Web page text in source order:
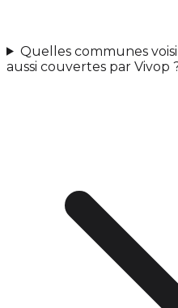
Quelles communes
aussi couvertes par Vivop